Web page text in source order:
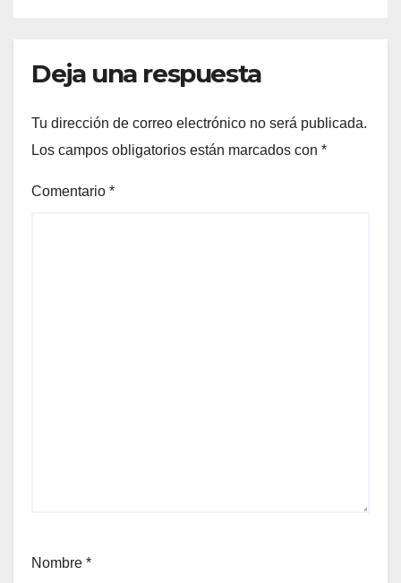
Deja una respuesta
Tu dirección de correo electrónico no será publicada.
Los campos obligatorios están marcados con *
Comentario *
Nombre *